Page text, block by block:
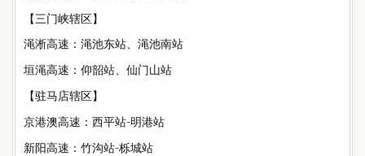
【三门峡辖区】
渑淅高速：渑池东站、渑池南站
垣渑高速：仰韶站、仙门山站
【驻马店辖区】
京港澳高速：西平站-明港站
新阳高速：竹沟站-栎城站